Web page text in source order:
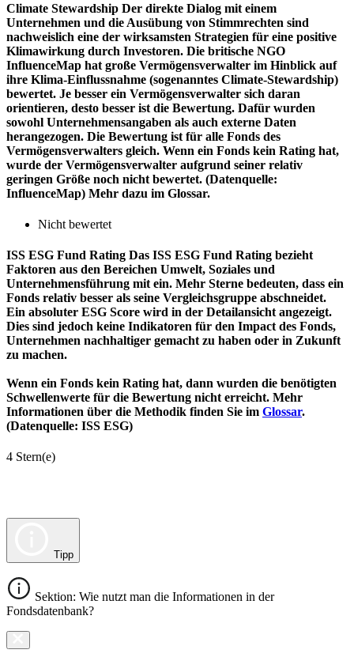
Climate Stewardship Der direkte Dialog mit einem
Unternehmen und die Ausübung von Stimmrechten sind
nachweislich eine der wirksamsten Strategien für eine positive
Klimawirkung durch Investoren. Die britische NGO
InfluenceMap hat große Vermögensverwalter im Hinblick auf
ihre Klima-Einflussnahme (sogenanntes Climate-Stewardship)
bewertet. Je besser ein Vermögensverwalter sich daran
orientieren, desto besser ist die Bewertung. Dafür wurden
sowohl Unternehmensangaben als auch externe Daten
herangezogen. Die Bewertung ist für alle Fonds des
Vermögensverwalters gleich. Wenn ein Fonds kein Rating hat,
wurde der Vermögensverwalter aufgrund seiner relativ
geringen Größe noch nicht bewertet. (Datenquelle:
InfluenceMap) Mehr dazu im Glossar.
Nicht bewertet
ISS ESG Fund Rating Das ISS ESG Fund Rating bezieht
Faktoren aus den Bereichen Umwelt, Soziales und
Unternehmensführung mit ein. Mehr Sterne bedeuten, dass ein
Fonds relativ besser als seine Vergleichsgruppe abschneidet.
Ein absoluter ESG Score wird in der Detailansicht angezeigt.
Dies sind jedoch keine Indikatoren für den Impact des Fonds,
Unternehmen nachhaltiger gemacht zu haben oder in Zukunft
zu machen.
Wenn ein Fonds kein Rating hat, dann wurden die benötigten
Schwellenwerte für die Bewertung nicht erreicht. Mehr
Informationen über die Methodik finden Sie im Glossar.
(Datenquelle: ISS ESG)
4 Stern(e)
Tipp
Sektion: Wie nutzt man die Informationen in der
Fondsdatenbank?